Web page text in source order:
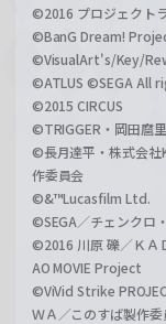
©2016 プロジェクト
©BanG Dream!
©VisualArt's/Key/
©ATLUS ©SEGA All
©2015 CIRCUS
©TRIGGER・岡田麿
©長月達平・株式会社
作委員会
©&™Lucasfilm Ltd.
©SEGA／チェンクロ
©2016 川原 礫／ＫＡ
AO MOVIE Project
©ViVid Strike
ＷＡ／このすば製作